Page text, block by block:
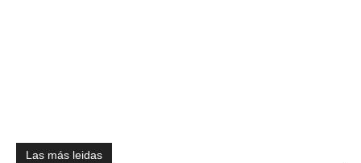
Las más leidas